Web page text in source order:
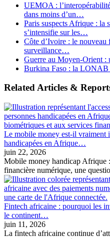
UEMOA :
dans moins d’un…
Paris suspects Afrique : la
s’intensifie sur les…
Côte d’Ivoire : le
surveillance…
Guerre au Moyen-Orient :
Burkina Faso : la LONAB
Related Articles &
Le mobile money est-il vraiment
handicapées en Afrique…
juin 22, 2026
Mobile money handicap Afrique
financière numérique, une
Fintech africaine : pourquoi les
le continent…
juin 11, 2026
La fintech africaine continue